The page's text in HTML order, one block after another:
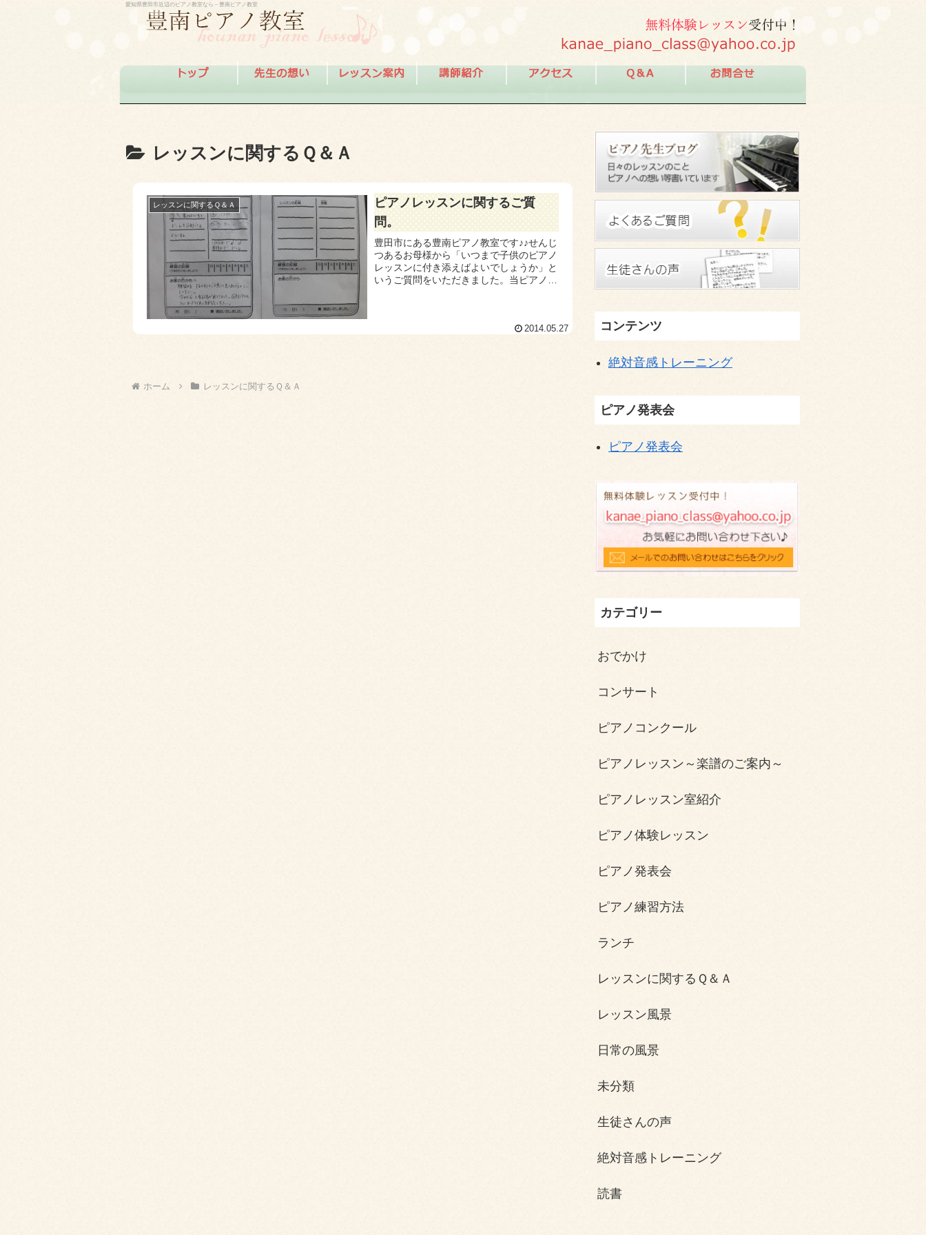
愛知県豊田市近辺のピアノ教室なら－豊南ピアノ教室
レッスンに関するＱ＆Ａ
レッスンに関するＱ＆Ａ
ピアノレッスンに関するご質
問。
豊田市にある豊南ピアノ教室です♪♪せんじ
つあるお母様から「いつまで子供のピアノ
レッスンに付き添えばよいでしょうか」と
いうご質問をいただきました。当ピアノ教
2014.05.27
ホーム レッスンに関するＱ＆Ａ
コンテンツ
絶対音感トレーニング
ピアノ発表会
ピアノ発表会
カテゴリー
おでかけ
コンサート
ピアノコンクール
ピアノレッスン～楽譜のご案内～
ピアノレッスン室紹介
ピアノ体験レッスン
ピアノ発表会
ピアノ練習方法
ランチ
レッスンに関するＱ＆Ａ
レッスン風景
日常の風景
未分類
生徒さんの声
絶対音感トレーニング
読書